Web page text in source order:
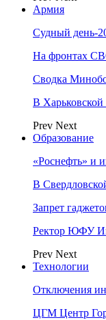
Армия
Судный день-
На фронтах
Сводка
В
Prev Next
Образование
«Роснефть» и
В
Запрет
Ректор ЮФУ
Prev Next
Технологии
Отключения
ЦГМ Центр